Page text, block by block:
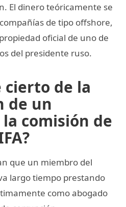
El dinero teóricamente se
de tipo offshore,
oficial de uno de
del presidente ruso.
cierto de la
de un
comisión de
que un miembro del
largo tiempo prestando
como abogado